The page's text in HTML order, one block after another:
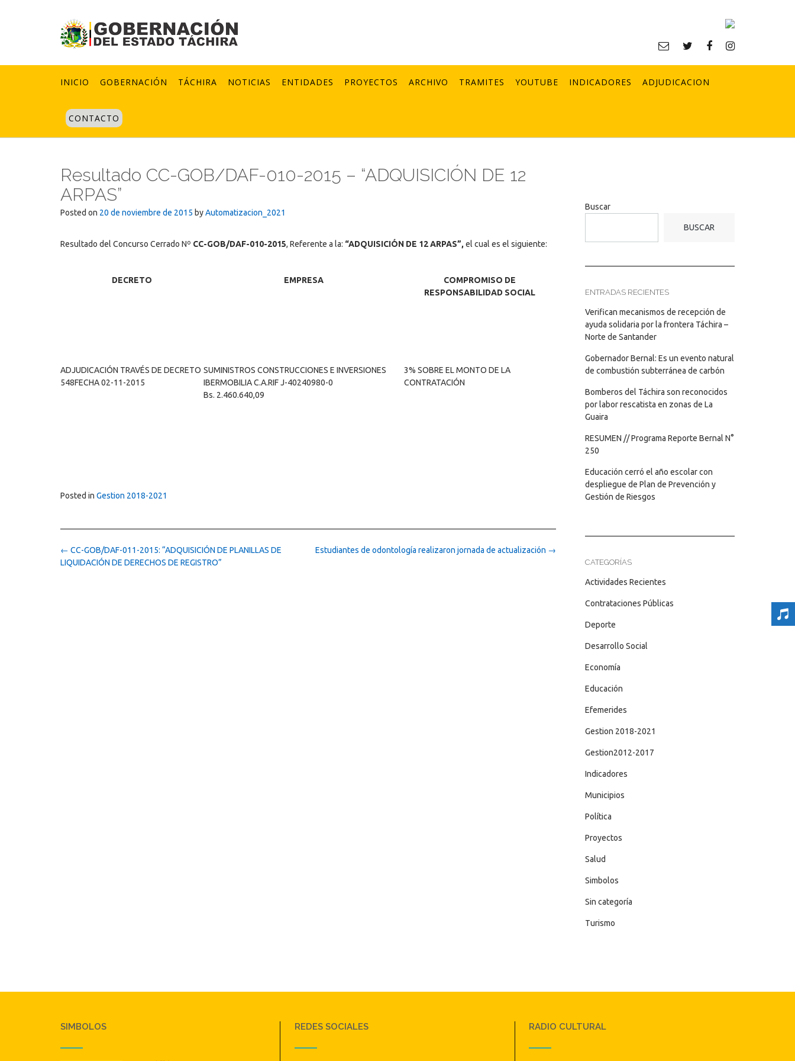
INICIO GOBERNACIÓN TÁCHIRA NOTICIAS ENTIDADES PROYECTOS ARCHIVO TRAMITES YOUTUBE INDICADORES ADJUDICACION
CONTACTO
Resultado CC-GOB/DAF-010-2015 – “ADQUISICIÓN DE 12
ARPAS”
Posted on 20 de noviembre de 2015 byAutomatizacion_2021
Resultado del Concurso Cerrado Nº CC-GOB/DAF-010-2015, Referente a la: “ADQUISICIÓN DE 12 ARPAS”, el cual es el siguiente:
DECRETO EMPRESA
COMPROMISO DE
RESPONSABILIDAD SOCIAL
ADJUDICACIÓN TRAVÉS DE DECRETO
548FECHA 02-11-2015
SUMINISTROS CONSTRUCCIONES E INVERSIONES
IBERMOBILIA C.A.RIF J-40240980-0
Bs. 2.460.640,09
3% SOBRE EL MONTO DE LA
CONTRATACIÓN
Posted in Gestion 2018-2021
Post
navigation
Estudiantes de odontología realizaron jornada de actualización →
← CC-GOB/DAF-011-2015: “ADQUISICIÓN DE PLANILLAS DE
LIQUIDACIÓN DE DERECHOS DE REGISTRO”
Buscar
BUSCAR
ENTRADAS RECIENTES
Verifican mecanismos de recepción de
ayuda solidaria por la frontera Táchira –
Norte de Santander
Gobernador Bernal: Es un evento natural
de combustión subterránea de carbón
Bomberos del Táchira son reconocidos
por labor rescatista en zonas de La
Guaira
RESUMEN // Programa Reporte Bernal N°
250
Educación cerró el año escolar con
despliegue de Plan de Prevención y
Gestión de Riesgos
CATEGORÍAS
Actividades Recientes
Contrataciones Públicas
Deporte
Desarrollo Social
Economía
Educación
Efemerides
Gestion 2018-2021
Gestion2012-2017
Indicadores
Municipios
Política
Proyectos
Salud
Simbolos
Sin categoría
Turismo
SIMBOLOS REDES SOCIALES RADIO CULTURAL